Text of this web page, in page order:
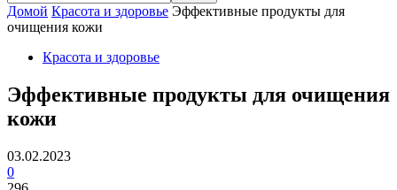
Домой Красота и здоровье Эффективные продукты для
очищения кожи
Красота и здоровье
Эффективные продукты для очищения
кожи
03.02.2023
0